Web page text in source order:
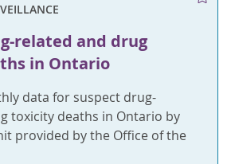
related and drug
in Ontario
data for suspect drug-
toxicity deaths in Ontario by
provided by the Office of the